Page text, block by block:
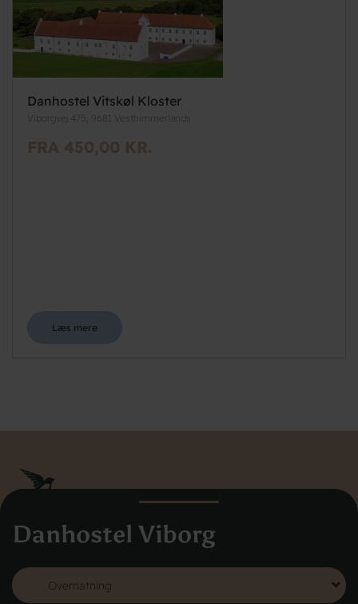
Danhostel Viborg
Danhostel Vitskøl Kloster
Viborgvej 475, 9681 Vesthimmerlands
FRA 450,00 KR.
Læs mere
Danhostel Danmarks Vandrerhjem
Vodroffsvej 32
1900 Frederiksberg